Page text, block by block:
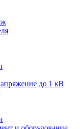
до 1 кВ